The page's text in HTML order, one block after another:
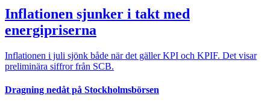
Inflationen sjunker i takt med
energipriserna
Inflationen i juli sjönk både när det gäller KPI och KPIF. Det visar
preliminära siffror från SCB.
Dragning nedåt på Stockholmsbörsen